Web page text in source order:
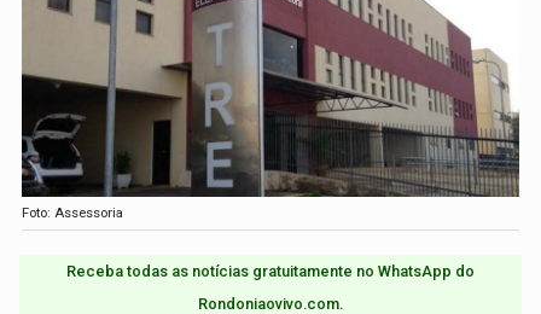
Foto: Assessoria
Receba todas as notícias gratuitamente no WhatsApp do
Rondoniaovivo.com.​